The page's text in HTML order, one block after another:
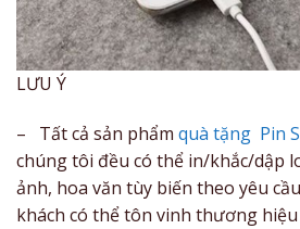
LƯU Ý
– Tất cả sản phẩm quà tặng Pin
chúng tôi đều có thể in/khắc/dập
ảnh, hoa văn tùy biến theo yêu
khách có thể tôn vinh thương